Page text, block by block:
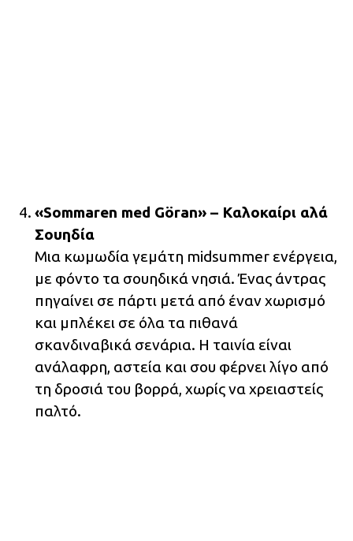
«Sommaren med Göran» – Καλοκαίρι αλά
Σουηδία
Μια κωμωδία γεμάτη midsummer ενέργεια,
με φόντο τα σουηδικά νησιά. Ένας άντρας
πηγαίνει σε πάρτι μετά από έναν χωρισμό
και μπλέκει σε όλα τα πιθανά
σκανδιναβικά σενάρια. Η ταινία είναι
ανάλαφρη, αστεία και σου φέρνει λίγο από
τη δροσιά του βορρά, χωρίς να χρειαστείς
παλτό.